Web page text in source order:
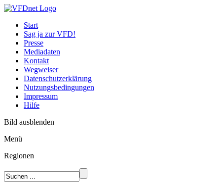
Start
Sag ja zur VFD!
Presse
Mediadaten
Kontakt
Wegweiser
Datenschutzerklärung
Nutzungsbedingungen
Impressum
Hilfe
Bild ausblenden
Menü
Regionen